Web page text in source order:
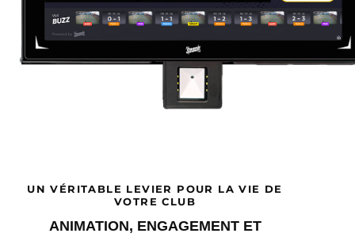
UN VÉRITABLE LEVIER POUR LA VIE DE
VOTRE CLUB
ANIMATION, ENGAGEMENT ET